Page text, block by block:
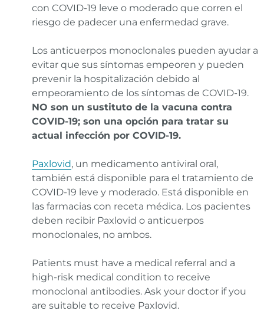
con COVID-19 leve o moderado que corren el
riesgo de padecer una enfermedad grave.
Los anticuerpos monoclonales pueden ayudar a
evitar que sus síntomas empeoren y pueden
prevenir la hospitalización debido al
empeoramiento de los síntomas de COVID-19.
NO son un sustituto de la vacuna contra
COVID-19; son una opción para tratar su
actual infección por COVID-19.
Paxlovid, un medicamento antiviral oral,
también está disponible para el tratamiento de
COVID-19 leve y moderado. Está disponible en
las farmacias con receta médica. Los pacientes
deben recibir Paxlovid o anticuerpos
monoclonales, no ambos.
Patients must have a medical referral and a
high-risk medical condition to receive
monoclonal antibodies. Ask your doctor if you
are suitable to receive Paxlovid.